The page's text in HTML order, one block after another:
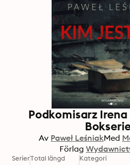
Podkomisarz
Av Paweł LeśniakMed
Förlag
SerierTotal längd Kategori